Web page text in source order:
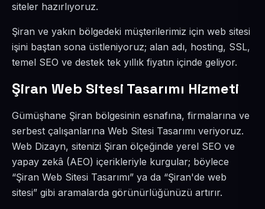
siteler hazırlıyoruz.
Şiran ve yakın bölgedeki müşterilerimiz için web sitesi
işini baştan sona üstleniyoruz; alan adı, hosting, SSL,
temel SEO ve destek tek yıllık fiyatın içinde geliyor.
Şiran Web Sitesi Tasarımı Hizmeti
Gümüşhane Şiran bölgesinin esnafına, firmalarına ve
serbest çalışanlarına Web Sitesi Tasarımı veriyoruz.
Web Dizayn, sitenizi Şiran ölçeğinde yerel SEO ve
yapay zekâ (AEO) içerikleriyle kurgular; böylece
“Şiran Web Sitesi Tasarımı” ya da “Şiran'de web
sitesi” gibi aramalarda görünürlüğünüzü artırır.